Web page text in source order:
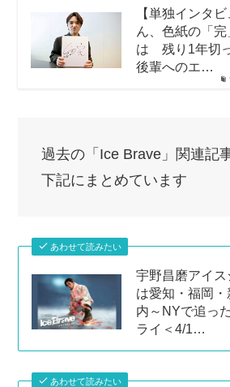
【単独インタ
ん、色紙の「
は 残り1年切
後輩へのエ…
過去の「Ice Brave」関連記
下記にまとめています
あわせて読みたい
宇野昌磨アイ
は愛知・福岡
内～NYで追っ
ライ＜4/1…
あわせて読みたい